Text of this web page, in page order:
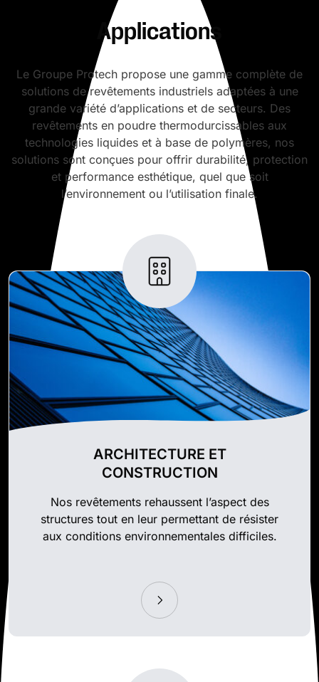
Applications
Le Groupe Protech propose une gamme complète de
solutions de revêtements industriels adaptées à une
grande variété d’applications et de secteurs. Des
revêtements en poudre thermodurcissables aux
technologies liquides et à base de polymères, nos
solutions sont conçues pour offrir durabilité, protection
et performance esthétique, quel que soit
l’environnement ou l’utilisation finale.
ARCHITECTURE ET
CONSTRUCTION
Nos revêtements rehaussent l’aspect des
structures tout en leur permettant de résister
aux conditions environnementales difficiles.